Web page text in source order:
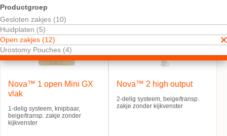
Productgroep
Gesloten zakjes (10)
Huidplaten (5)
Open zakjes (12)
Urostomy Pouches (4)
Nova™ 1 open Mini GX
vlak
1-delig systeem, knipbaar,
beige/transp. zakje zonder
kijkvenster
Nova™ 2 high output
2-delig systeem, beige/transp.
zakje zonder kijkvenster